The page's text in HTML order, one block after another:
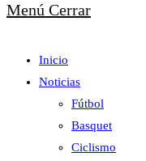
Menú Cerrar
Inicio
Noticias
Fútbol
Basquet
Ciclismo